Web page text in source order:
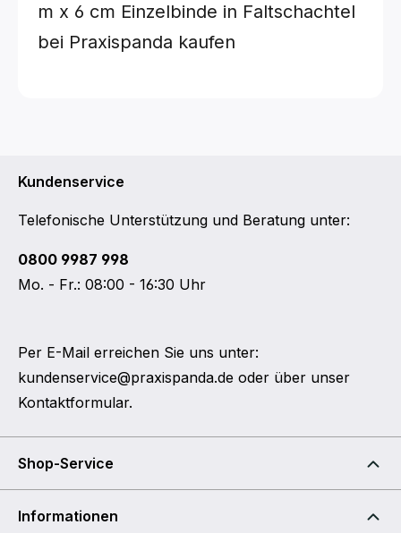
m x 6 cm Einzelbinde in Faltschachtel
bei Praxispanda kaufen
Kundenservice
Telefonische Unterstützung und Beratung unter:
0800 9987 998
Mo. - Fr.: 08:00 - 16:30 Uhr
Per E-Mail erreichen Sie uns unter:
kundenservice@praxispanda.de oder über unser
Kontaktformular.
Shop-Service
Informationen